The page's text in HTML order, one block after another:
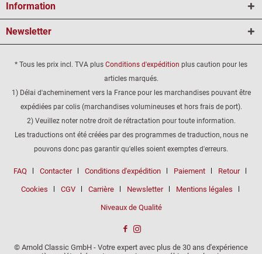
Information
Newsletter
* Tous les prix incl. TVA plus Conditions d'expédition plus caution pour les
articles marqués.
1) Délai d'acheminement vers la France pour les marchandises pouvant être
expédiées par colis (marchandises volumineuses et hors frais de port).
2) Veuillez noter notre droit de rétractation pour toute information.
Les traductions ont été créées par des programmes de traduction, nous ne
pouvons donc pas garantir qu'elles soient exemptes d'erreurs.
FAQ Contacter Conditions d'expédition Paiement Retour
Cookies CGV Carrière Newsletter Mentions légales
Niveaux de Qualité
© Arnold Classic GmbH - Votre expert avec plus de 30 ans d'expérience